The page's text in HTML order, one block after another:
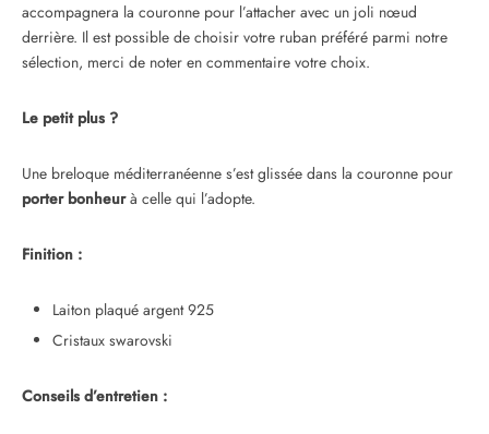
accompagnera la couronne pour l’attacher avec un joli nœud
derrière. Il est possible de choisir votre ruban préféré parmi notre
sélection, merci de noter en commentaire votre choix.
Le petit plus ?
Une breloque méditerranéenne s’est glissée dans la couronne pour
porter bonheurà celle qui l’adopte.
Finition :
Laiton plaqué argent 925
Cristaux swarovski
Conseils d’entretien :